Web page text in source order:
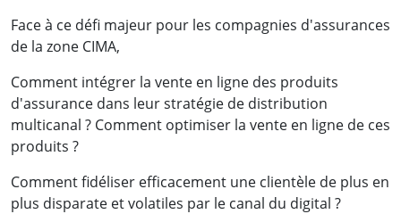
Face à ce défi majeur pour les compagnies d'assurances
de la zone CIMA,
Comment intégrer la vente en ligne des produits
d'assurance dans leur stratégie de distribution
multicanal ? Comment optimiser la vente en ligne de ces
produits ?
Comment fidéliser efficacement une clientèle de plus en
plus disparate et volatiles par le canal du digital ?